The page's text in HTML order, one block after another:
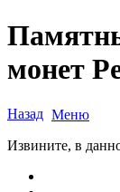
монет
Назад Меню
Извините, в